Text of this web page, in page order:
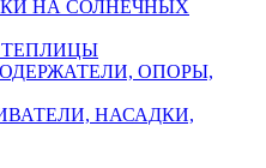
НА СОЛНЕЧНЫХ
ТЕПЛИЦЫ
ОПОРЫ,
НАСАДКИ,